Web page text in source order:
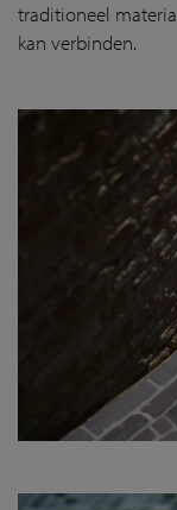
traditioneel
kan verbinden.